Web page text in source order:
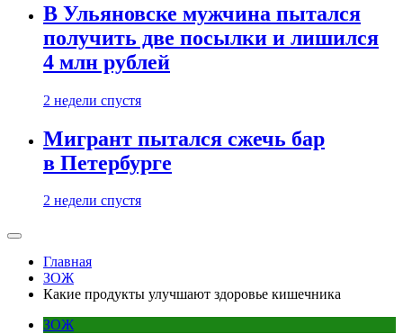
В Ульяновске мужчина пытался
получить две посылки и лишился
4 млн рублей
2 недели спустя
Мигрант пытался сжечь бар
в Петербурге
2 недели спустя
Главная
ЗОЖ
Какие продукты улучшают здоровье кишечника
ЗОЖ